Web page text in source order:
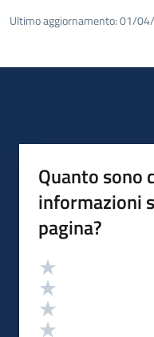
Ultimo aggiornamento:01/
Quanto sono
informazioni
pagina?
Valutazione